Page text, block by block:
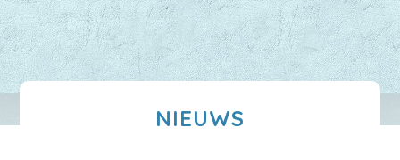
NIEUWS